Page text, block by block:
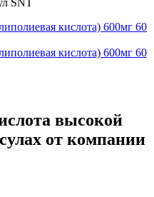
высокой
от компании